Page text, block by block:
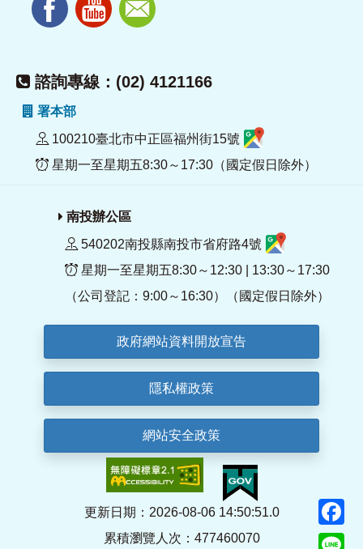
諮詢專線：(02) 4121166
署本部
100210臺北市中正區福州街15號
星期一至星期五8:30～17:30（國定假日除外）
南投辦公區
540202南投縣南投市省府路4號
星期一至星期五8:30～12:30 | 13:30～17:30
（公司登記：9:00～16:30）（國定假日除外）
政府網站資料開放宣告
隱私權政策
網站安全政策
更新日期：2026-08-06 14:50:51.0
累積瀏覽人次：477460070